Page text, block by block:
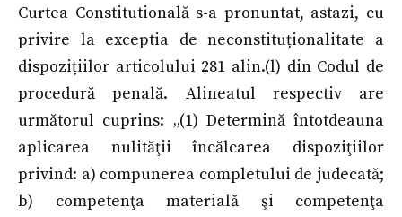
Curtea Constitutională s-a pronuntat, astazi, cu
privire la exceptia de neconstituționalitate a
dispozițiilor articolului 281 alin.(l) din Codul de
procedură penală. Alineatul respectiv are
următorul cuprins: „(1) Determină întotdeauna
aplicarea nulităţii încălcarea dispoziţiilor
privind: a) compunerea completului de judecată;
b) competenţa materială şi competenţa